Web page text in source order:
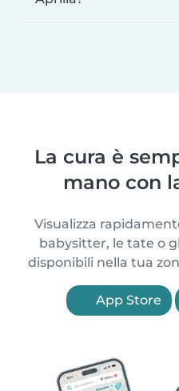
La cura è
mano con
Visualizza
babysitter, le tate o
disponibili nella tua
App Store